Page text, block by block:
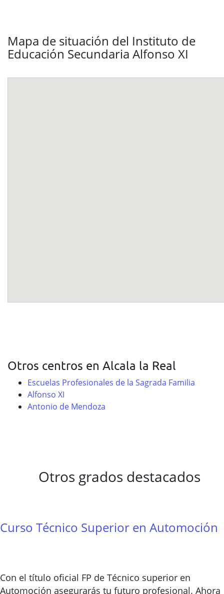
Mapa de situación del Instituto de
Educación Secundaria Alfonso XI
Otros centros en Alcala la Real
Escuelas Profesionales de la Sagrada Familia
Alfonso XI
Antonio de Mendoza
Otros grados destacados
Curso Técnico Superior en Automoción
Con el título oficial FP de Técnico superior en
Automoción asegurarás tu futuro profesional. Ahora